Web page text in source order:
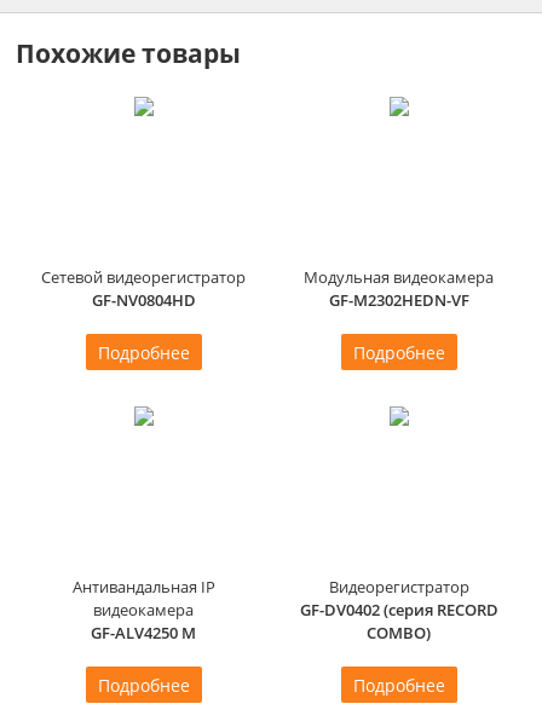
Похожие товары
Сетевой видеорегистратор
GF-NV0804HD
Подробнее
Модульная видеокамера
GF-M2302HEDN-VF
Подробнее
Антивандальная IP
видеокамера
GF-ALV4250 M
Подробнее
Видеорегистратор
GF-DV0402 (cерия RECORD
COMBO)
Подробнее